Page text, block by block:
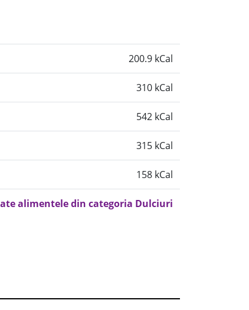
200.9 kCal
310 kCal
542 kCal
315 kCal
158 kCal
alimentele din categoria Dulciuri